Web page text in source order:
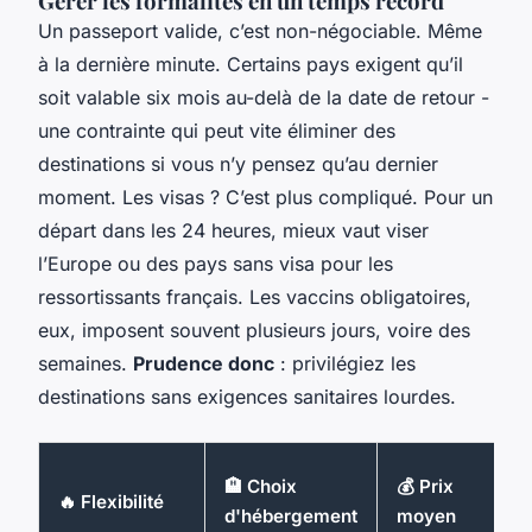
Un passeport valide, c’est non-négociable. Même
à la dernière minute. Certains pays exigent qu’il
soit valable six mois au-delà de la date de retour -
une contrainte qui peut vite éliminer des
destinations si vous n’y pensez qu’au dernier
moment. Les visas ? C’est plus compliqué. Pour un
départ dans les 24 heures, mieux vaut viser
l’Europe ou des pays sans visa pour les
ressortissants français. Les vaccins obligatoires,
eux, imposent souvent plusieurs jours, voire des
semaines. Prudence donc : privilégiez les
destinations sans exigences sanitaires lourdes.
🔥 Flexibilité
🏨 Choix
d'hébergement
💰 Prix
moyen